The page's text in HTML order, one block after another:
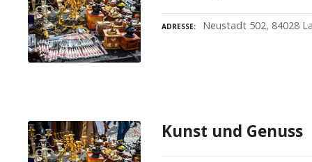
ADRESSE Neustadt 502, 84028
Kunst und Genuss